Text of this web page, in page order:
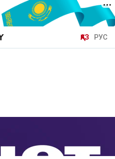
ҚАЗ РУС